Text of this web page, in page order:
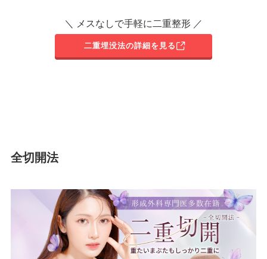
＼ メスなしで手軽に二重整形 ／
二重埋没法の詳細を見る
全切開法